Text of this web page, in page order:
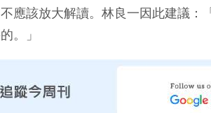
應該放大解讀。林良一因此建議：
。」